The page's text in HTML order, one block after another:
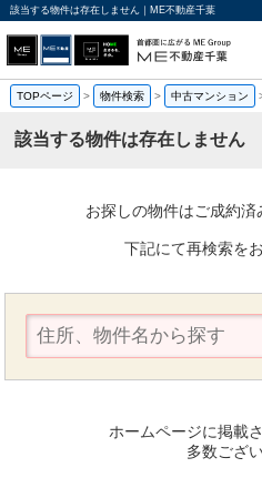
該当する物件は存在しません｜ME不動産千葉
TOPページ > 物件検索 > 中古マンション
該当する物件は存在しません
お探しの物件はご成約済
下記にて再検索を
ホームページに掲載
多数ござ